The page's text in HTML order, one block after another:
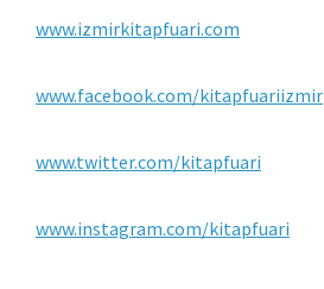
www.izmirkitapfuari.com
www.facebook.com/kitapfuariizmir
www.twitter.com/kitapfuari
www.instagram.com/kitapfuari